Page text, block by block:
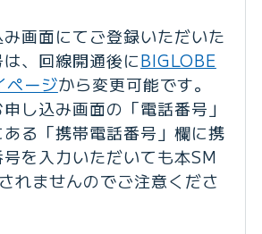
画面にてご登録いただいた
、回線開通後にBIGLOBE
ージから変更可能です。
し込み画面の「電話番号」
る「携帯電話番号」欄に携
を入力いただいても本SM
れませんのでご注意くださ